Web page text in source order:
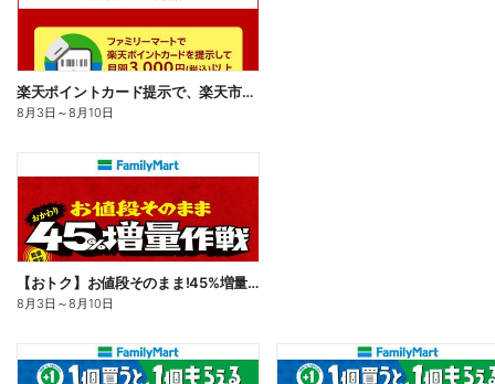
楽天ポイントカード提示で、楽天市場でのお買い物がおトクに!
8月3日 ～8月10日
【おトク】お値段そのまま!45%増量作戦!
8月3日 ～8月10日